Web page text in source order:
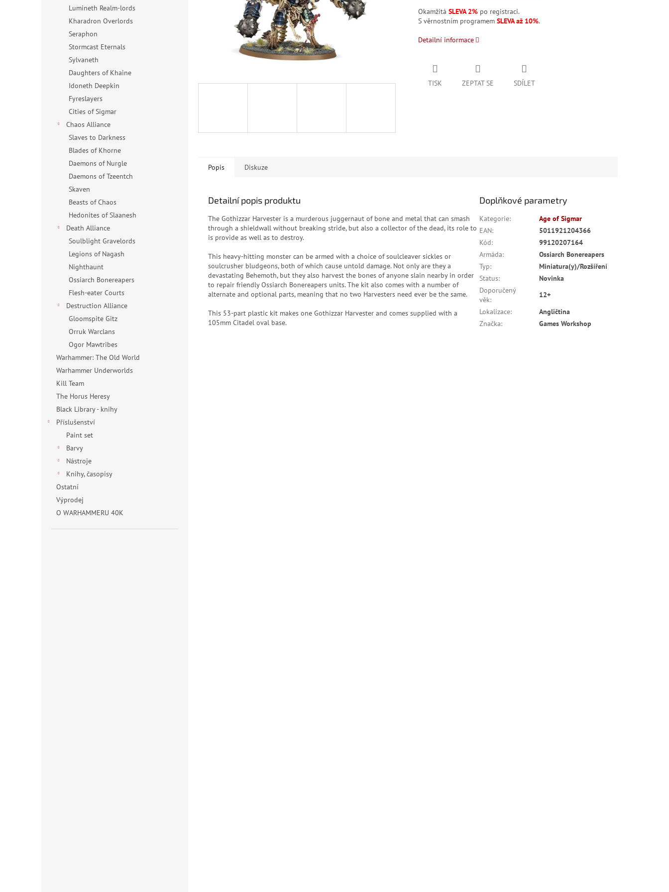
Lumineth Realm-lords
Kharadron Overlords
Seraphon
Stormcast Eternals
Sylvaneth
Daughters of Khaine
Idoneth Deepkin
Fyreslayers
Cities of Sigmar
Chaos Alliance
Slaves to Darkness
Blades of Khorne
Daemons of Nurgle
Daemons of Tzeentch
Skaven
Beasts of Chaos
Hedonites of Slaanesh
Death Alliance
Soulblight Gravelords
Legions of Nagash
Nighthaunt
Ossiarch Bonereapers
Flesh-eater Courts
Destruction Alliance
Gloomspite Gitz
Orruk Warclans
Ogor Mawtribes
Warhammer: The Old World
Warhammer Underworlds
Kill Team
The Horus Heresy
Black Library - knihy
Příslušenství
Paint set
Barvy
Nástroje
Knihy, časopisy
Ostatní
Výprodej
O WARHAMMERU 40K
Okamžitá SLEVA 2%po registraci.
S věrnostním programem SLEVA až 10%.
Detailní informace
TISK ZEPTAT SE SDÍLET
Popis Diskuze
Detailní popis produktu
The Gothizzar Harvester is a murderous juggernaut of bone and metal that can smash
through a shieldwall without breaking stride, but also a collector of the dead, its role to
is provide as well as to destroy.
This heavy-hitting monster can be armed with a choice of soulcleaver sickles or
soulcrusher bludgeons, both of which cause untold damage. Not only are they a
devastating Behemoth, but they also harvest the bones of anyone slain nearby in order
to repair friendly Ossiarch Bonereapers units. The kit also comes with a number of
alternate and optional parts, meaning that no two Harvesters need ever be the same.
This 53-part plastic kit makes one Gothizzar Harvester and comes supplied with a
105mm Citadel oval base.
Doplňkové parametry
Kategorie:
Age of Sigmar
EAN:
5011921204366
Kód:
99120207164
Armáda:
Ossiarch Bonereapers
Typ:
Miniatura(y)/Rozšíření
Status:
Novinka
Doporučený
věk:
12+
Lokalizace:
Angličtina
Značka: Games Workshop